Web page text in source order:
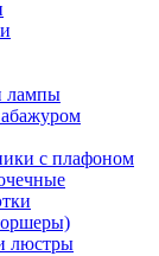
лампы
с плафоном
люстры